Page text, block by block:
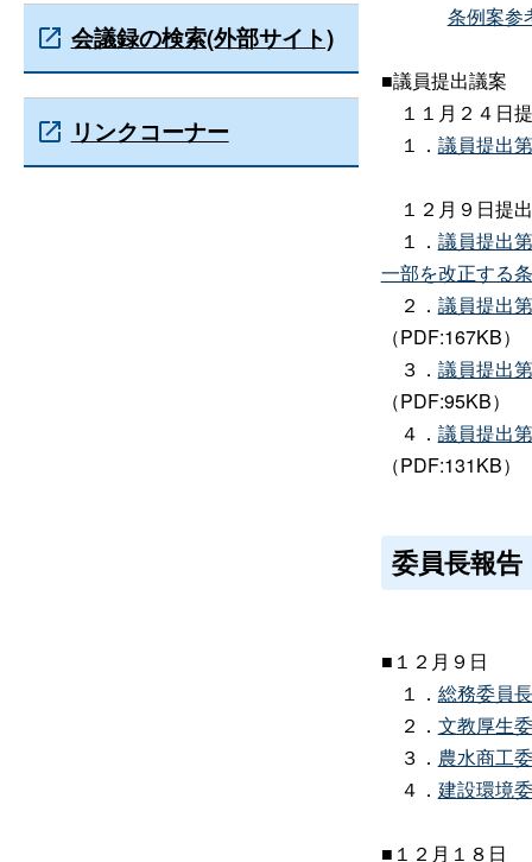
条例案参
■議員提出議案
１１月２４日
１． 議員提出
１２月９日提
１． 議員提出
一部を改正する
２． 議員提出
（PDF:167KB）
３． 議員提出
（PDF:95KB）
４． 議員提出
（PDF:131KB）
委員長報告
■１２月９日
１． 総務委員
２． 文教厚生
３． 農水商工
４． 建設環境
■１２月１８日
会議録の検索(外部サイト)
リンクコーナー